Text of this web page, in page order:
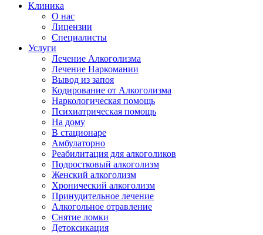
Клиника
О нас
Лицензии
Специалисты
Услуги
Лечение Алкоголизма
Лечение Наркомании
Вывод из запоя
Кодирование от Алкоголизма
Наркологическая помощь
Психиатрическая помощь
На дому
В стационаре
Амбулаторно
Реабилитация для алкоголиков
Подростковый алкоголизм
Женский алкоголизм
Хронический алкоголизм
Принудительное лечение
Алкогольное отравление
Снятие ломки
Детоксикация